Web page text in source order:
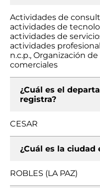
Actividades de
actividades de
actividades de
actividades
n.c.p., Organización
comerciales
¿Cuál es el
registra?
CESAR
¿Cuál es la ciudad
ROBLES (LA PAZ)